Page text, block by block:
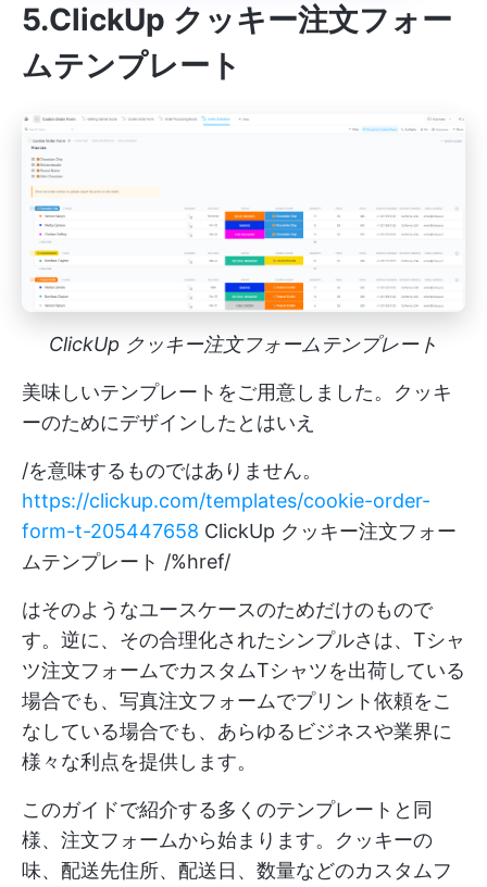
5.ClickUp クッキー注文フォー
ムテンプレート
ClickUp クッキー注文フォームテンプレート
美味しいテンプレートをご用意しました。クッキ
ーのためにデザインしたとはいえ
/を意味するものではありません。
https://clickup.com/templates/cookie-order-
form-t-205447658 ClickUp クッキー注文フォー
ムテンプレート /%href/
はそのようなユースケースのためだけのもので
す。逆に、その合理化されたシンプルさは、Tシャ
ツ注文フォームでカスタムTシャツを出荷している
場合でも、写真注文フォームでプリント依頼をこ
なしている場合でも、あらゆるビジネスや業界に
様々な利点を提供します。
このガイドで紹介する多くのテンプレートと同
様、注文フォームから始まります。クッキーの
味、配送先住所、配送日、数量などのカスタムフ